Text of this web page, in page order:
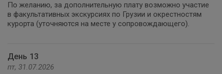
По желанию, за дополнительную плату возможно участие
в факультативных экскурсиях по Грузии и окрестностям
курорта (уточняются на месте у сопровождающего).
День 13
пт, 31.07.2026